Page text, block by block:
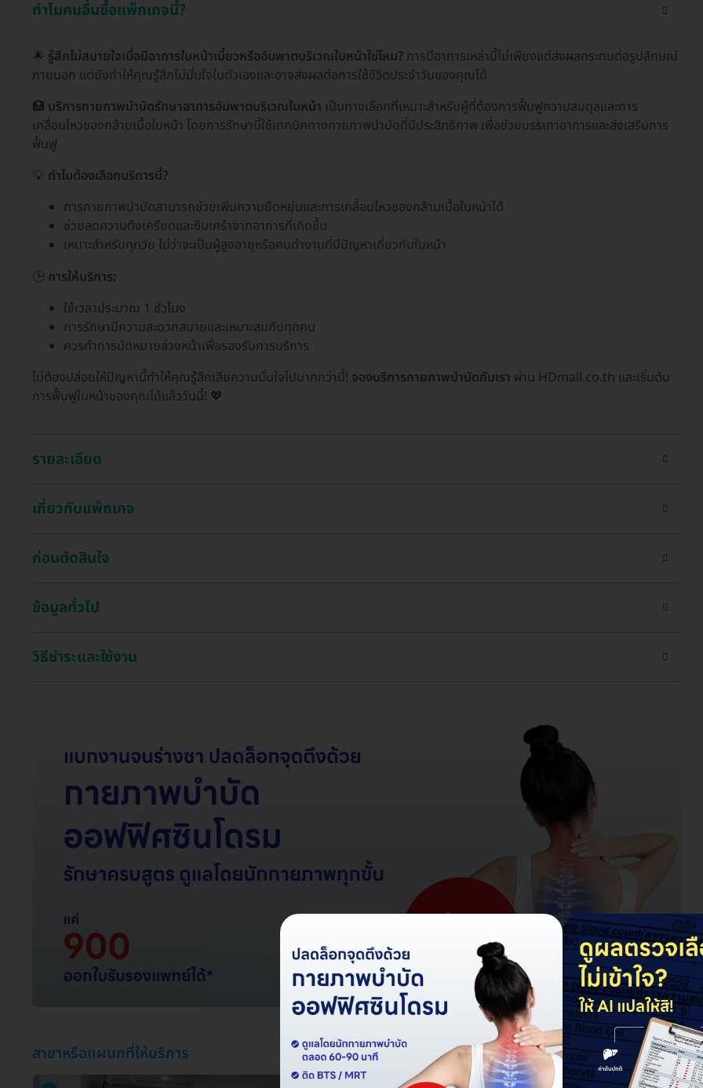
ทำไมคนอื่นซื้อแพ็กเกจนี้?
🌟 รู้สึกไม่สบายใจเมื่อมีอาการใบหน้าเบี้ยวหรืออัมพาตบริเวณใบหน้าใช่ไหม? การมีอาการเหล่านี้ไม่เพียงแต่ส่งผลกระทบต่อรูปลักษณ์
ภายนอก แต่ยังทำให้คุณรู้สึกไม่มั่นใจในตัวเองและอาจส่งผลต่อการใช้ชีวิตประจำวันของคุณได้
🏥 บริการกายภาพบำบัดรักษาอาการอัมพาตบริเวณใบหน้า เป็นทางเลือกที่เหมาะสำหรับผู้ที่ต้องการฟื้นฟูความสมดุลและการ
เคลื่อนไหวของกล้ามเนื้อใบหน้า โดยการรักษานี้ใช้เทคนิคทางกายภาพบำบัดที่มีประสิทธิภาพ เพื่อช่วยบรรเทาอาการและส่งเสริมการ
ฟื้นฟู
💡 ทำไมต้องเลือกบริการนี้?
การกายภาพบำบัดสามารถช่วยเพิ่มความยืดหยุ่นและการเคลื่อนไหวของกล้ามเนื้อใบหน้าได้
ช่วยลดความตึงเครียดและซึมเศร้าจากอาการที่เกิดขึ้น
เหมาะสำหรับทุกวัย ไม่ว่าจะเป็นผู้สูงอายุหรือคนทำงานที่มีปัญหาเกี่ยวกับใบหน้า
🕒 การให้บริการ:
ใช้เวลาประมาณ 1 ชั่วโมง
การรักษามีความสะดวกสบายและเหมาะสมกับทุกคน
ควรทำการนัดหมายล่วงหน้าเพื่อรองรับการบริการ
ไม่ต้องปล่อยให้ปัญหานี้ทำให้คุณรู้สึกเสียความมั่นใจไปมากกว่านี้! จองบริการกายภาพบำบัดกับเรา ผ่าน HDmall.co.th และเริ่มต้น
การฟื้นฟูใบหน้าของคุณได้แล้ววันนี้! 💖
รายละเอียด
เกี่ยวกับแพ็กเกจ
ก่อนตัดสินใจ
ข้อมูลทั่วไป
วิธีชำระและใช้งาน
สาขาหรือแผนกที่ให้บริการ